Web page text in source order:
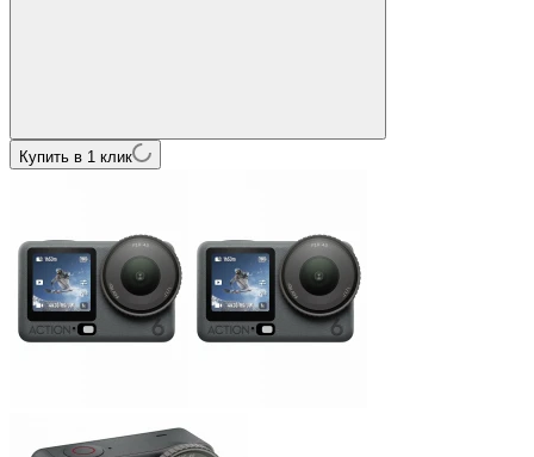
Купить в 1 клик